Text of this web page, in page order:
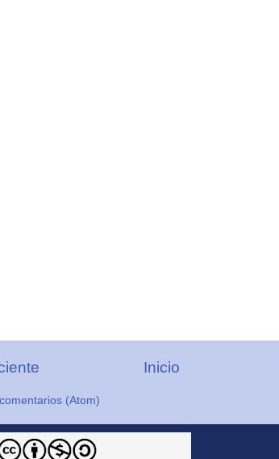
Inicio
(Atom)